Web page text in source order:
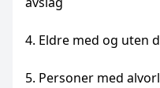
4. Eldre med og uten
5. Personer med